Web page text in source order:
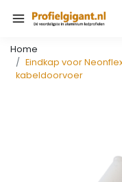
Home
Eindkap voor
kabeldoorvoer